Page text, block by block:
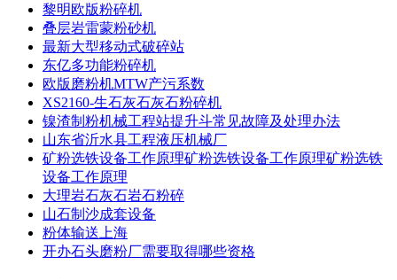
黎明欧版粉碎机
叠层岩雷蒙粉砂机
最新大型移动式破碎站
东亿多功能粉碎机
欧版磨粉机MTW产污系数
XS2160-生石灰石灰石粉碎机
镍渣制粉机械工程站提升斗常见故障及处理办法
山东省沂水县工程液压机械厂
矿粉选铁设备工作原理矿粉选铁设备工作原理矿粉选铁
设备工作原理
大理岩石灰石岩石粉碎
山石制沙成套设备
粉体输送上海
开办石头磨粉厂需要取得哪些资格